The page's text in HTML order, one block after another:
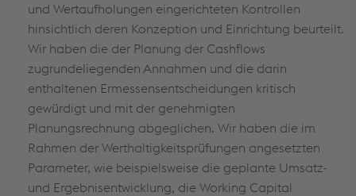
und Wertaufholungen eingerichteten Kontrollen
hinsichtlich deren Konzeption und Einrichtung beurteilt.
Wir haben die der Planung der Cashflows
zugrundeliegenden Annahmen und die darin
enthaltenen Ermessensentscheidungen kritisch
gewürdigt und mit der genehmigten
Planungsrechnung abgeglichen. Wir haben die im
Rahmen der Werthaltigkeitsprüfungen angesetzten
Parameter, wie beispielsweise die geplante Umsatz-
und Ergebnisentwicklung, die Working Capital